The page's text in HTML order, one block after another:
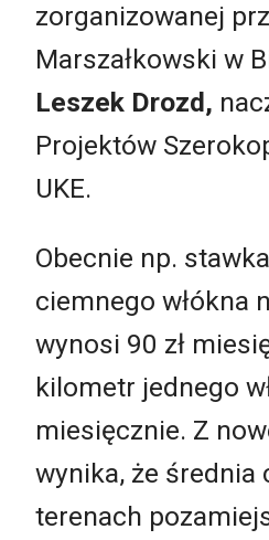
zorganizowanej
Marszałkowski w
Leszek Drozd,
Projektów
UKE.
Obecnie np.
ciemnego włókna
wynosi 90 zł
kilometr jednego
miesięcznie. Z
wynika, że średnia
terenach